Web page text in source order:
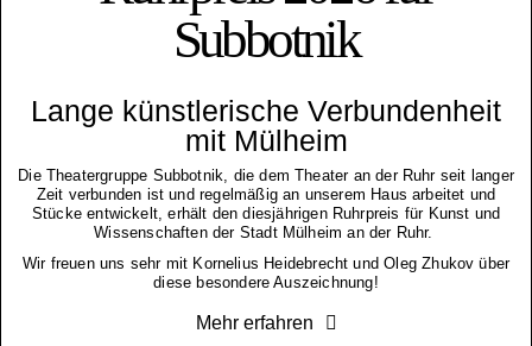
Subbotnik
Lange künstlerische Verbundenheit
mit Mülheim
Die Theatergruppe Subbotnik, die dem Theater an der Ruhr seit langer
Zeit verbunden ist und regelmäßig an unserem Haus arbeitet und
Stücke entwickelt, erhält den diesjährigen Ruhrpreis für Kunst und
Wissenschaften der Stadt Mülheim an der Ruhr.
Wir freuen uns sehr mit Kornelius Heidebrecht und Oleg Zhukov über
diese besondere Auszeichnung!
Mehr erfahren